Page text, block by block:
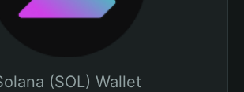
(SOL) Wallet